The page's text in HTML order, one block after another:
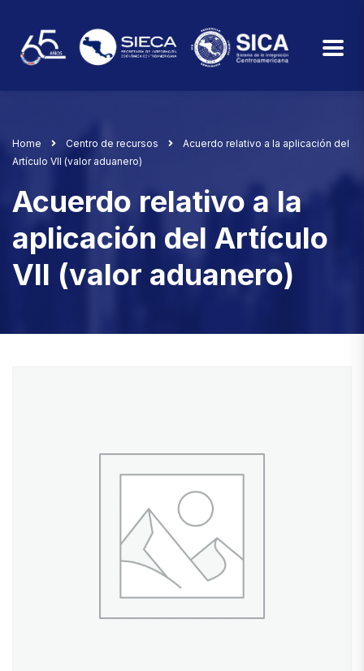
Home Centro de recursos
Acuerdo relativo a la aplicación del
Artículo VII (valor aduanero)
Acuerdo relativo a la
aplicación del Artículo
VII (valor aduanero)